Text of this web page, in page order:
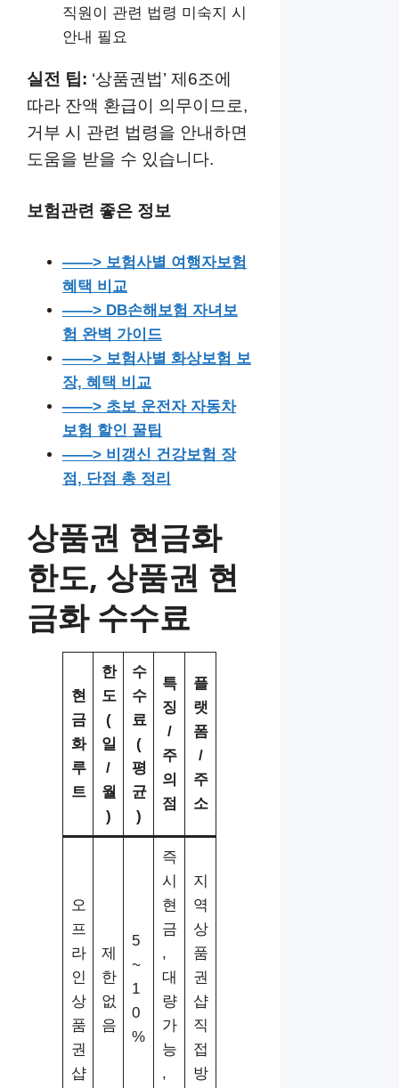
직원이 관련 법령 미숙지 시
안내 필요
실전 팁: ‘상품권법’ 제6조에
따라 잔액 환급이 의무이므로,
거부 시 관련 법령을 안내하면
도움을 받을 수 있습니다.
보험관련 좋은 정보
——> 보험사별 여행자보험
혜택 비교
——> DB손해보험 자녀보
험 완벽 가이드
——> 보험사별 화상보험 보
장, 혜택 비교
——> 초보 운전자 자동차
보험 할인 꿀팁
——> 비갱신 건강보험 장
점, 단점 총 정리
상품권 현금화
한도, 상품권 현
금화수수료
현
금
화
루
트
한
도
(
일
/
월
)
수
수
료
(
평
균
)
특
징
/
주
의
점
플
랫
폼
/
주
소
오
프
라
인
상
품
권
샵
제
한
없
음
5
~
1
0
%
즉
시
현
금
,
대
량
가
능
,
지
역
상
품
권
샵
직
접
방